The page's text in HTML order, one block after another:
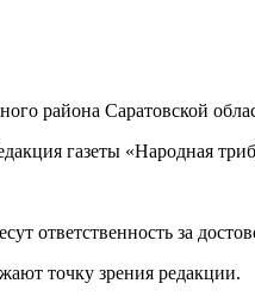
района Саратовской
газеты «Народная
ответственность за
точку зрения редакции.